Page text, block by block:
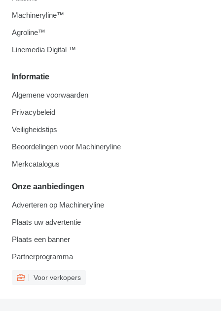
Informatie
Algemene voorwaarden
Privacybeleid
Veiligheidstips
Beoordelingen voor Machineryline
Merkcatalogus
Onze aanbiedingen
Adverteren op Machineryline
Plaats uw advertentie
Plaats een banner
Partnerprogramma
Voor verkopers
Machineryline™
Agroline™
Linemedia Digital ™